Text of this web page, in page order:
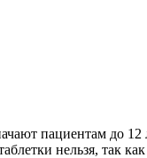
пациентам до
нельзя, так